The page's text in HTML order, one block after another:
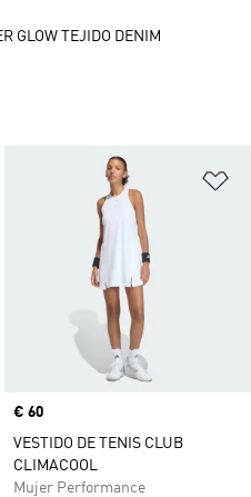
a la lista de deseos
Precio
€ 60
VESTIDO DE TENIS CLUB
CLIMACOOL
Mujer Performance
GLOW TEJIDO DENIM